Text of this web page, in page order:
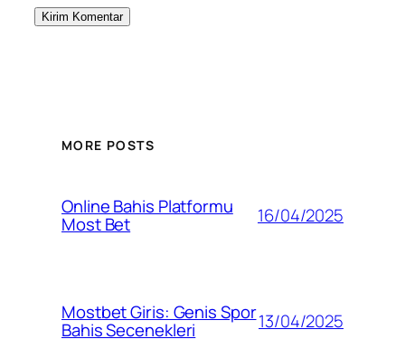
MORE POSTS
Online Bahis Platformu
Most Bet 16/04/2025
Mostbet Giris: Genis Spor
Bahis Secenekleri 13/04/2025